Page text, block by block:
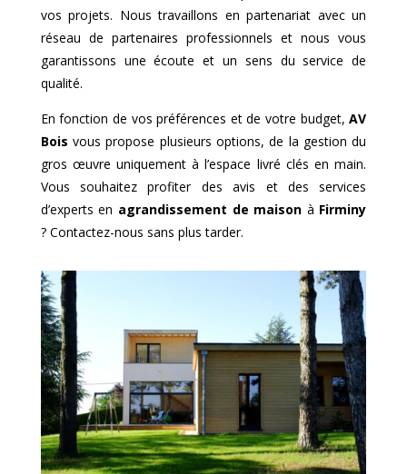
vos projets. Nous travaillons en partenariat avec un
réseau de partenaires professionnels et nous vous
garantissons une écoute et un sens du service de
qualité.
En fonction de vos préférences et de votre budget,AV
Bois vous propose plusieurs options, de la gestion du
gros œuvre uniquement à l’espace livré clés en main.
Vous souhaitez profiter des avis et des services
d’experts en agrandissement de maison à Firminy
? Contactez-nous sans plus tarder.